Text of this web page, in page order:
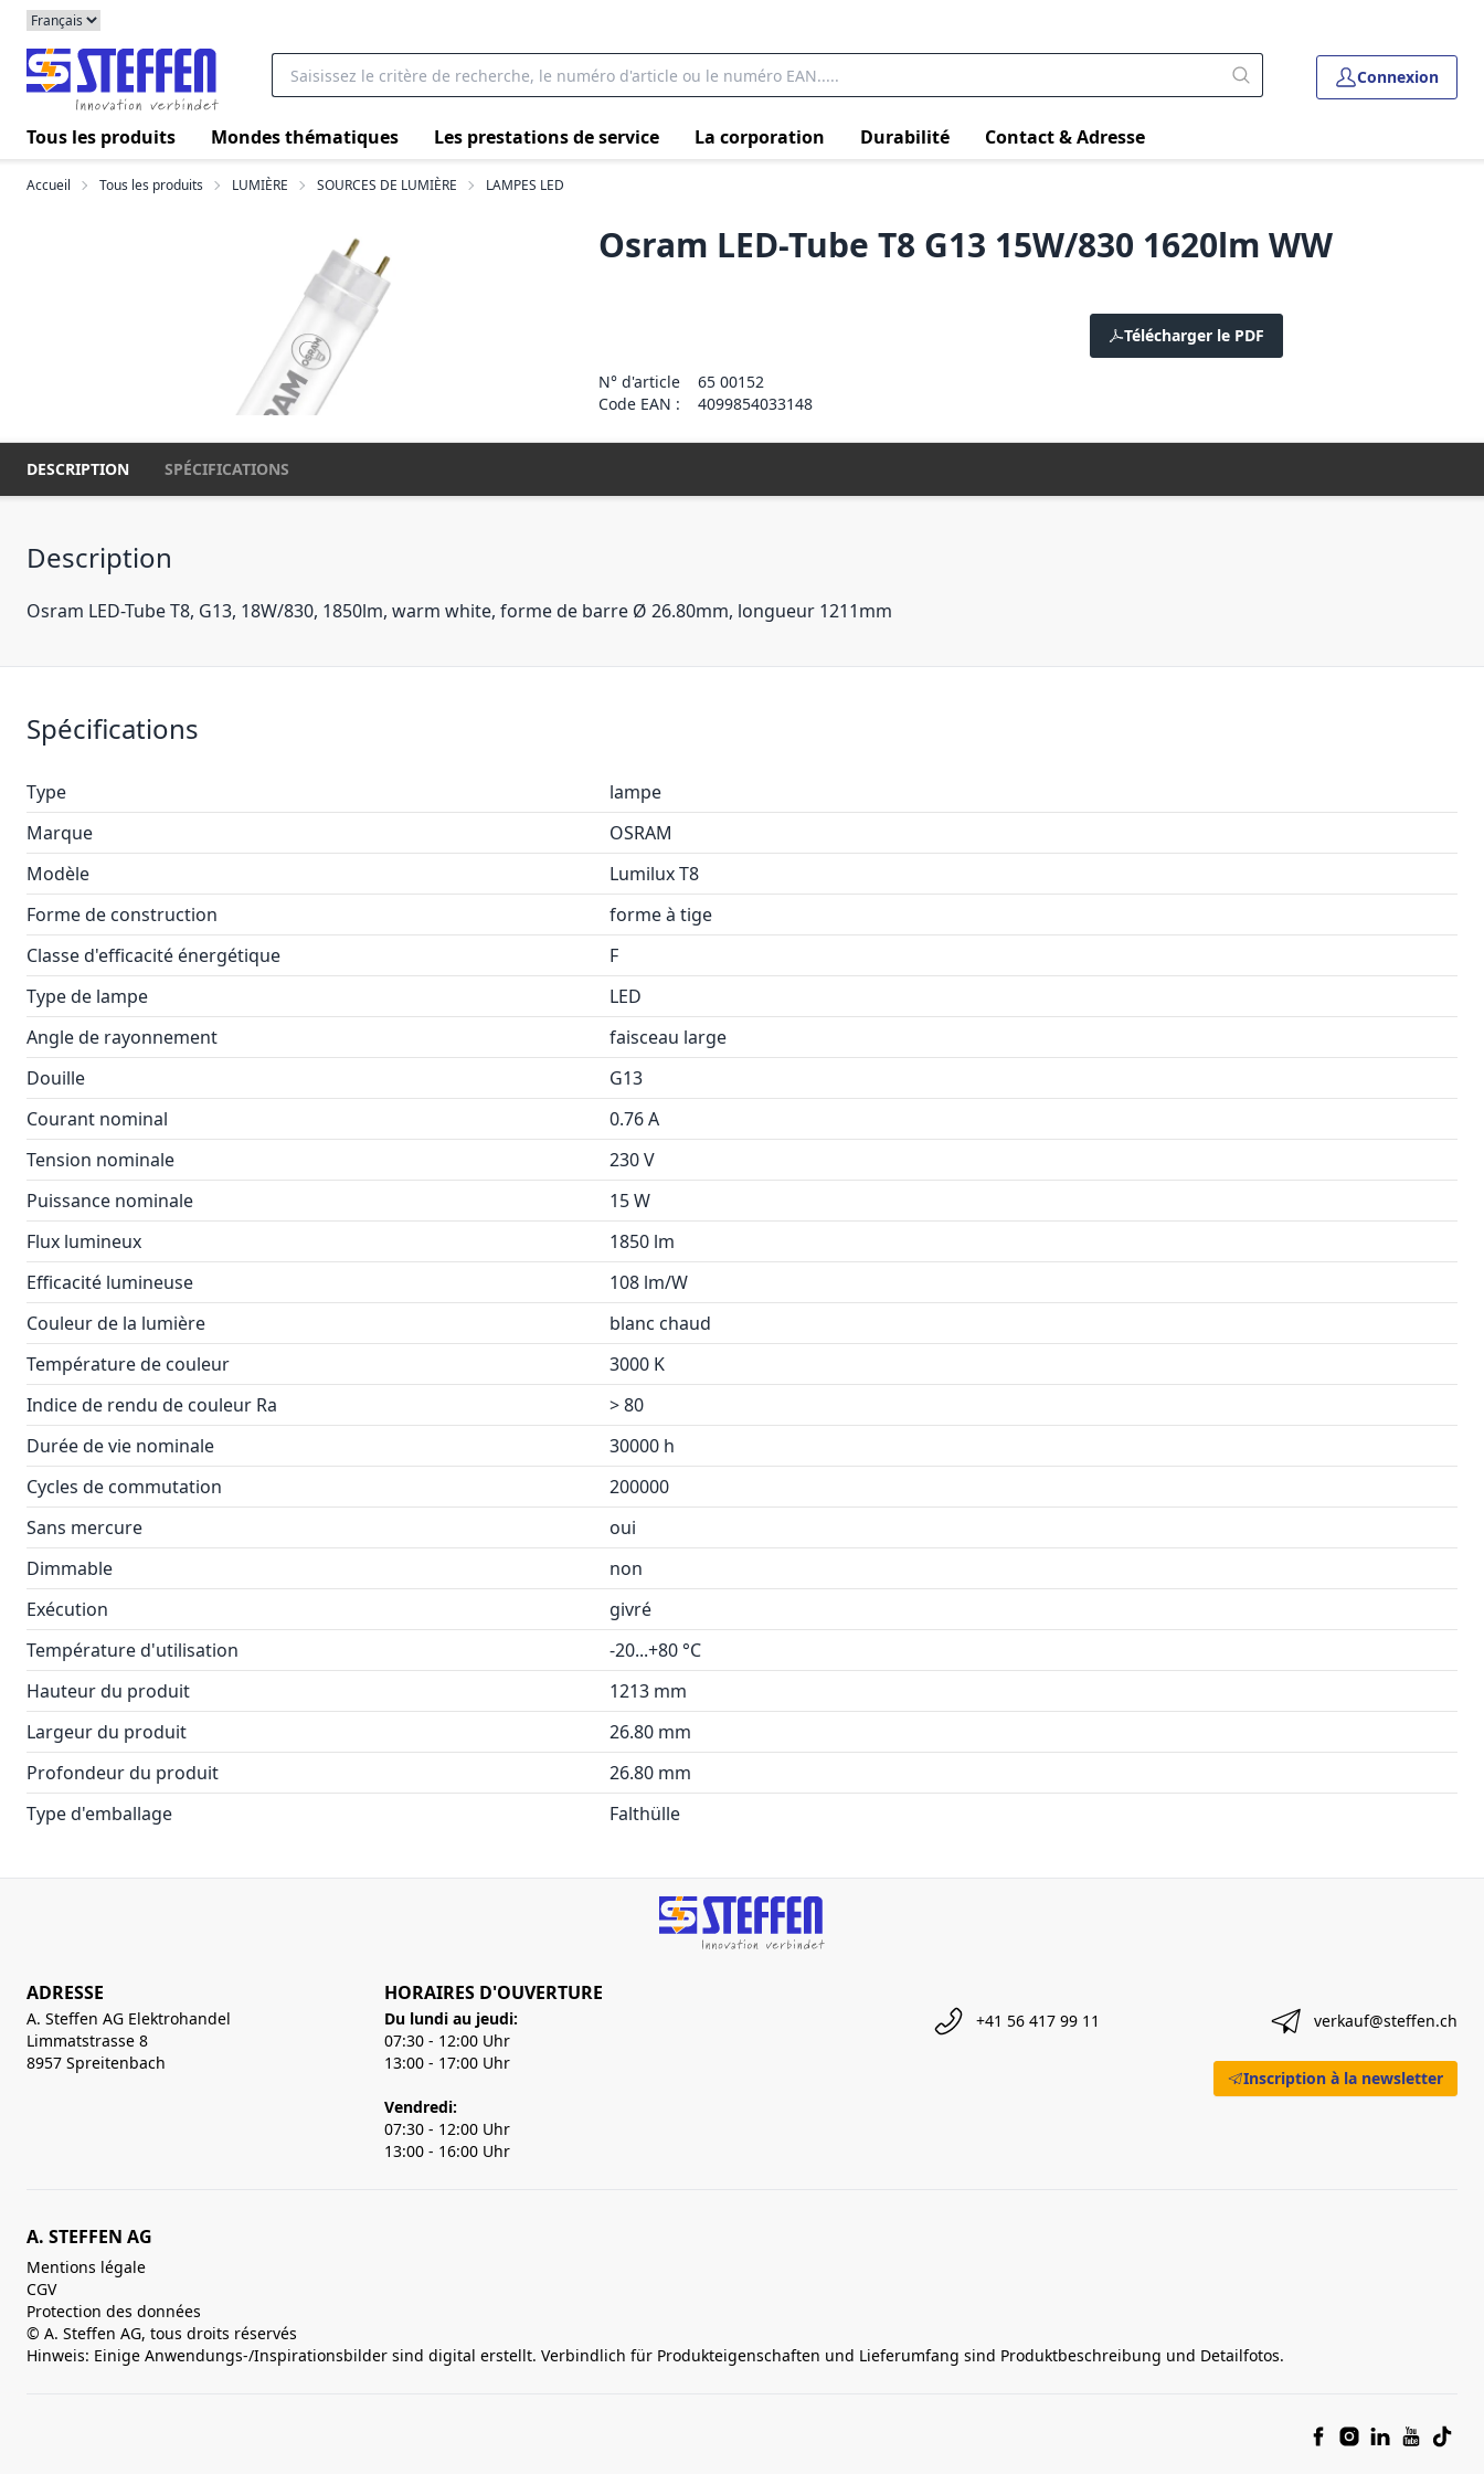
Connexion
Tous les produits Mondes thématiques Les prestations de service La corporation Durabilité Contact & Adresse
Accueil Tous les produits LUMIÈRE SOURCES DE LUMIÈRE LAMPES LED
Osram LED-Tube T8 G13 15W/830 1620lm WW
Télécharger le PDF
N° d'article
65 00152
Code EAN :
4099854033148
DESCRIPTION SPÉCIFICATIONS
Description
Osram LED-Tube T8, G13, 18W/830, 1850lm, warm white, forme de barre Ø 26.80mm, longueur 1211mm
Spécifications
Type
lampe
Marque
OSRAM
Modèle
Lumilux T8
Forme de construction
forme à tige
Classe d'efficacité énergétique
F
Type de lampe
LED
Angle de rayonnement
faisceau large
Douille
G13
Courant nominal
0.76 A
Tension nominale
230 V
Puissance nominale
15 W
Flux lumineux
1850 lm
Efficacité lumineuse
108 lm/W
Couleur de la lumière
blanc chaud
Température de couleur
3000 K
Indice de rendu de couleur Ra
> 80
Durée de vie nominale
30000 h
Cycles de commutation
200000
Sans mercure
oui
Dimmable
non
Exécution
givré
Température d'utilisation
-20...+80 °C
Hauteur du produit
1213 mm
Largeur du produit
26.80 mm
Profondeur du produit
26.80 mm
Type d'emballage
Falthülle
ADRESSE
A. Steffen AG Elektrohandel
Limmatstrasse 8
8957 Spreitenbach
HORAIRES D'OUVERTURE
Du lundi au jeudi:
07:30 - 12:00 Uhr
13:00 - 17:00 Uhr
Vendredi:
07:30 - 12:00 Uhr
13:00 - 16:00 Uhr
+41 56 417 99 11 verkauf@steffen.ch
Inscription à la newsletter
A. STEFFEN AG
Mentions légale
CGV
Protection des données
© A. Steffen AG, tous droits réservés
Hinweis: Einige Anwendungs-/Inspirationsbilder sind digital erstellt. Verbindlich für Produkteigenschaften und Lieferumfang sind Produktbeschreibung und Detailfotos.